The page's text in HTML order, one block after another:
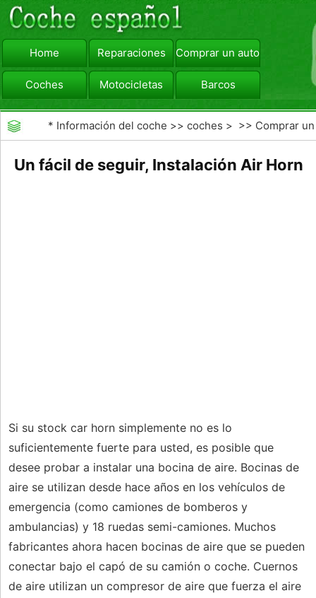
Home Reparaciones Comprar un automóvil
Coches Motocicletas Barcos
viajar Camiones
* Información del coche >>coches > >> Comprar un
Un fácil de seguir, Instalación Air Horn
Si su stock car horn simplemente no es lo
suficientemente fuerte para usted, es posible que
desee probar a instalar una bocina de aire. Bocinas de
aire se utilizan desde hace años en los vehículos de
emergencia (como camiones de bomberos y
ambulancias) y 18 ruedas semi-camiones. Muchos
fabricantes ahora hacen bocinas de aire que se pueden
conectar bajo el capó de su camión o coche. Cuernos
de aire utilizan un compresor de aire que fuerza el aire